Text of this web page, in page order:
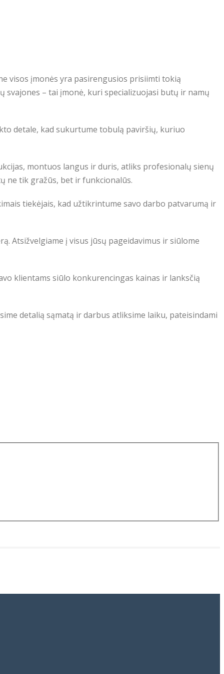
visos įmonės yra pasirengusios prisiimti tokią
svajones – tai įmonė, kuri specializuojasi butų ir namų
detale, kad sukurtume tobulą paviršių, kuriuo
montuos langus ir duris, atliks profesionalų sienų
ne tik gražūs, bet ir funkcionalūs.
tiekėjais, kad užtikrintume savo darbo patvarumą ir
Atsižvelgiame į visus jūsų pageidavimus ir siūlome
klientams siūlo konkurencingas kainas ir lanksčią
detalią sąmatą ir darbus atliksime laiku, pateisindami